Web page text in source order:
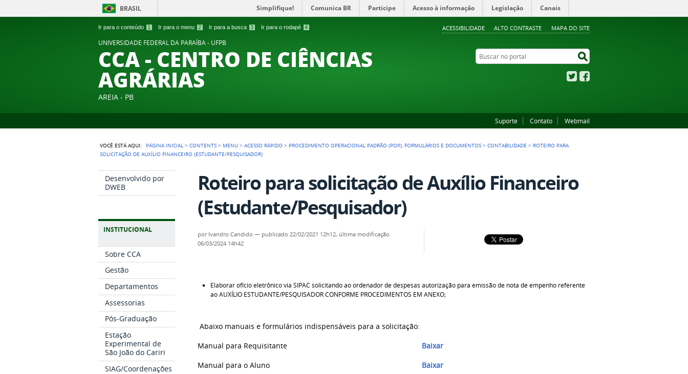
Ir para o conteúdo 1 Ir para o menu 2 Ir para a busca 3 Ir para o rodapé 4 ACESSIBILIDADE ALTO CONTRASTE MAPA DO SITE
BRASIL Simplifique! Comunica BR Participe Acesso à informação Legislação Canais
UNIVERSIDADE FEDERAL DA PARAÍBA - UFPB
CCA - CENTRO DE CIÊNCIAS
AGRÁRIAS
AREIA - PB
Buscar no portal
Twitter
Suporte Contato Webmail
VOCÊ ESTÁ AQUI: PÁGINA INICIAL >CONTENTS > MENU >ACESSO RÁPIDO > PROCEDIMENTO OPERACIONAL PADRÃO (POP), FORMULÁRIOS E DOCUMENTOS >CONTABILIDADE > ROTEIRO PARA
SOLICITAÇÃO DE AUXÍLIO FINANCEIRO (ESTUDANTE/PESQUISADOR)
Desenvolvido por
DWEB
INSTITUCIONAL
Sobre CCA
Gestão
Departamentos
Assessorias
Pós-Graduação
Estação
Experimental de
São João do Cariri
SIAG/Coordenações
Roteiro para solicitação de Auxílio Financeiro
(Estudante/Pesquisador)
por Ivandro Candido — publicado 22/02/2021 12h12, última modificação
06/03/2024 14h42
Elaborar ofício eletrônico via SIPAC solicitando ao ordenador de despesas autorização para emissão de nota de empenho referente
ao AUXÍLIO ESTUDANTE/PESQUISADOR CONFORME PROCEDIMENTOS EM ANEXO;
Abaixo manuais e formulários indispensáveis para a solicitação:
Manual para Requisitante Baixar
Manual para o Aluno Baixar